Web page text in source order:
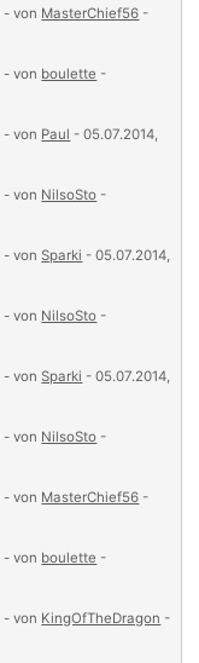
- von MasterChief56 -
- von boulette -
- von Paul - 05.07.2014,
- von NilsoSto -
- vonSparki - 05.07.2014,
- von NilsoSto -
- vonSparki - 05.07.2014,
- von NilsoSto -
- von MasterChief56 -
- von boulette -
- von KingOfTheDragon -